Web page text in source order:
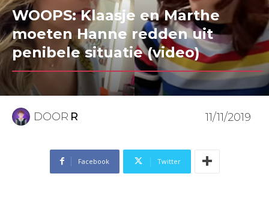
WOOPS: Klaasje en Marthe
moeten Hanne redden uit
penibele situatie (video)
DOOR R 11/11/2019
Facebook Twitter